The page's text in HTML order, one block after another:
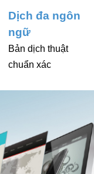
Dịch đa ngôn
ngữ
Bản dịch thuật
chuẩn xác